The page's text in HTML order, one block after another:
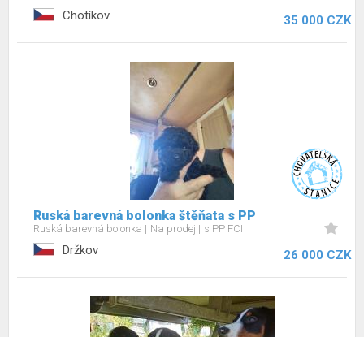
Chotíkov 35 000 CZK
Ruská barevná bolonka štěňata s PP
Ruská barevná bolonka Na prodej s PP FCI
Držkov 26 000 CZK